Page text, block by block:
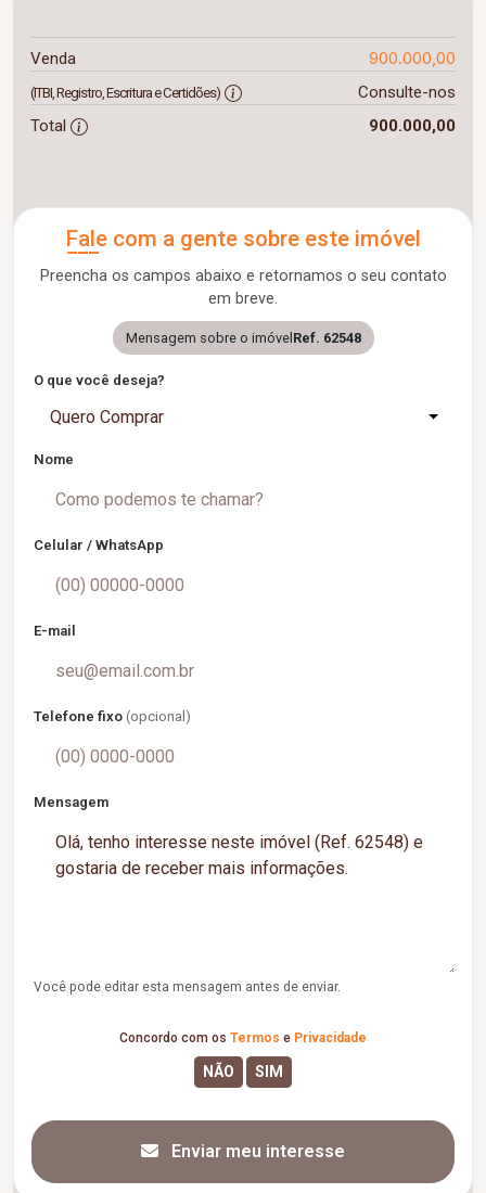
Venda 900.000,00
(ITBI, Registro, Escritura e Certidões)
Consulte-nos
Total
900.000,00
Fale com a gente sobre este imóvel
Preencha os campos abaixo e retornamos o seu contato
em breve.
Mensagem sobre o imóvel Ref. 62548
O que você deseja?
Quero Comprar
Nome
Celular / WhatsApp
E-mail
Telefone fixo (opcional)
Mensagem
Você pode editar esta mensagem antes de enviar.
Concordo com os Termos e Privacidade
Enviar meu interesse